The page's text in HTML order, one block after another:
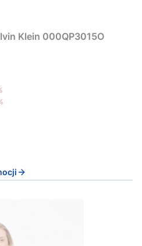
Klein 000QP3015O